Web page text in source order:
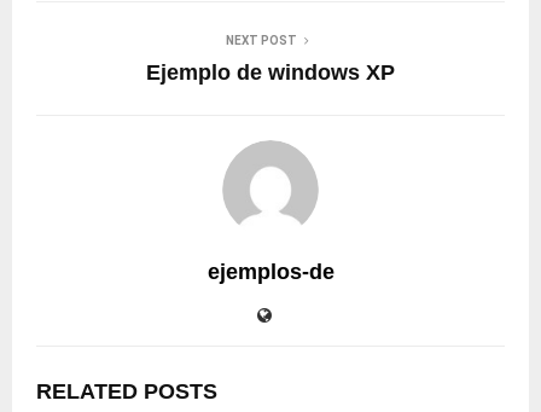
NEXT POST
Ejemplo de windows XP
ejemplos-de
RELATED POSTS